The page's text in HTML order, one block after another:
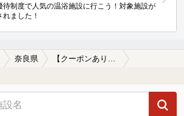
待制度で人気の温浴施設に行こう！対象施設が
れました！
奈良県